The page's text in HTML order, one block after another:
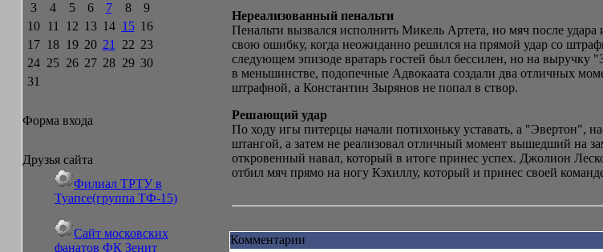
3
4 5 6 7 8
9
10
11 12 13 14 15 16
17 18 19 20 21 22 23
24 25 26 27 28 29 30
31
Форма входа
Друзья сайта
Филиал ТРТУ в
Туапсе(группа ТФ-15)
Сайт московских
фанатов ФК Зенит
Нереализованный пенальти
Пенальти вызвался исполнить Микель Артета, но мяч после
свою ошибку, когда неожиданно решился на прямой удар со
следующем эпизоде вратарь гостей был бессилен, но на
в меньшинстве, подопечные Адвокаата создали два отличных
штрафной, а Константин Зырянов не попал в створ.
Решающий удар
По ходу игы питерцы начали потихоньку уставать, а "Эвертон",
штангой, а затем не реализовал отличный момент вышедший на
откровенный навал, который в итоге принес успех. Джолион
отбил мяч прямо на ногу Кэхиллу, который и принес своей
Комментарии